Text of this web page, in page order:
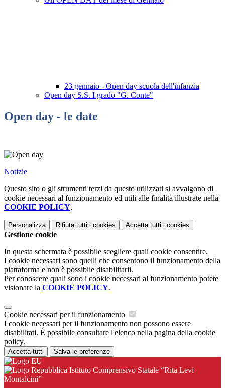
23 gennaio - Open day scuola dell'infanzia
Open day S.S. I grado "G. Conte"
Open day - le date
Notizie
Questo sito o gli strumenti terzi da questo utilizzati si avvalgono di
cookie necessari al funzionamento ed utili alle finalità illustrate nella
COOKIE POLICY.
Personalizza Rifiuta tutti i cookies Accetta tutti i cookies
Gestione cookie
In questa schermata è possibile scegliere quali cookie consentire.
I cookie necessari sono quelli che consentono il funzionamento della
piattaforma e non è possibile disabilitarli.
Per conoscere quali sono i cookie necessari al funzionamento potete
visionare la COOKIE POLICY.
Cookie necessari per il funzionamento
I cookie necessari per il funzionamento non possono essere
disabilitati. È possibile consultare l'elenco nella pagina della cookie
policy.
Accetta tutti Salva le preferenze
Istituto Comprensivo Statale “Rita Levi
Montalcini”